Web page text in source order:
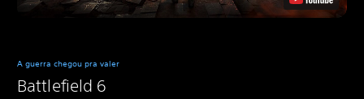
A guerra chegou pra valer
Battlefield 6